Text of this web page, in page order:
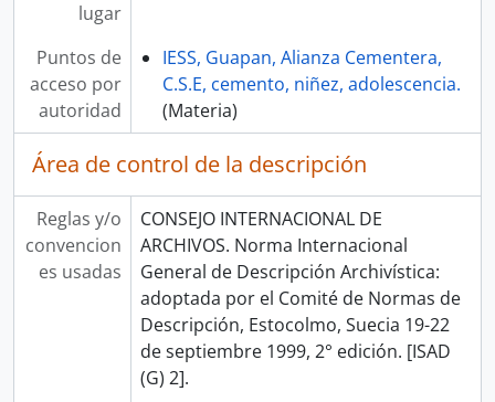
lugar
Puntos de
acceso por
autoridad
IESS, Guapan, Alianza Cementera,
C.S.E, cemento, niñez, adolescencia.
(Materia)
Área de control de la descripción
Reglas y/o
convencion
es usadas
CONSEJO INTERNACIONAL DE
ARCHIVOS. Norma Internacional
General de Descripción Archivística:
adoptada por el Comité de Normas de
Descripción, Estocolmo, Suecia 19-22
de septiembre 1999, 2° edición. [ISAD
(G) 2].